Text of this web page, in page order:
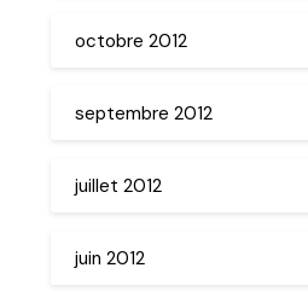
octobre 2012
septembre 2012
juillet 2012
juin 2012